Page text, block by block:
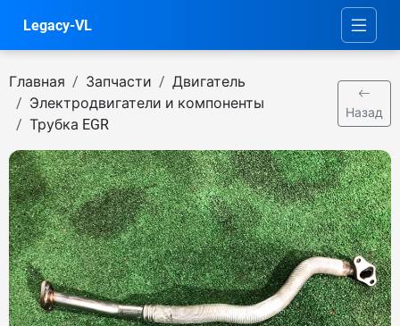
Legacy-VL
Главная Запчасти
Двигатель
Электродвигатели и компоненты
Трубка EGR
Назад